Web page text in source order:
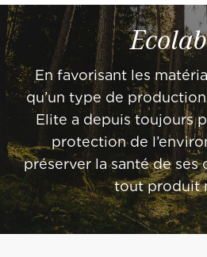
En favorisant les
qu’un type de
Elite a depuis toujours
protection de
préserver la santé de ses
tout produit